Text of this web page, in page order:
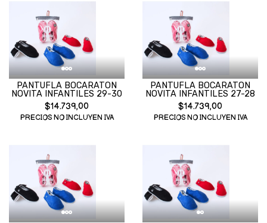
PANTUFLA BOCARATON
NOVITA INFANTILES 29-30
$14.739,00
PRECIOS NO INCLUYEN IVA
PANTUFLA BOCARATON
NOVITA INFANTILES 27-28
$14.739,00
PRECIOS NO INCLUYEN IVA